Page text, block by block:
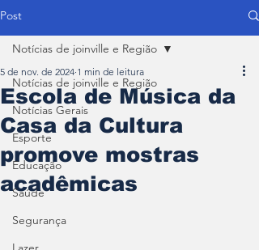
Post
Notícias de joinville e Região
Notícias Gerais
Esporte
Educação
Saúde
Segurança
Notícias de joinville e Região
Escola de Música da
Casa da Cultura
promove mostras
acadêmicas
5 de nov. de 2024 1 min de leitura